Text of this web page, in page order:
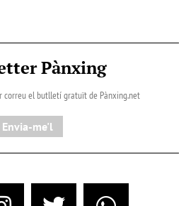
Pànxing
correu el butlletí gratuït de Pànxing.net​
Envia-me'l